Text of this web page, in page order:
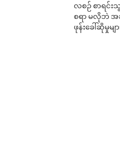
လစဉ် စာရင်း
စရာ မလိုဘဲ အ
ဖုန်းခေါ်ဆိုမှုမ